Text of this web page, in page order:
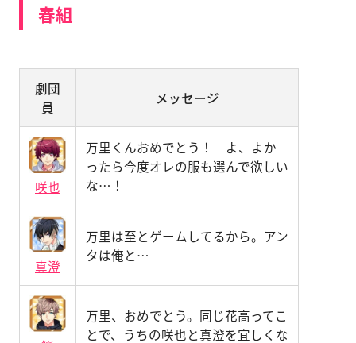
春組
劇団
員
メッセージ
咲也
万里くんおめでとう！ よ、よか
ったら今度オレの服も選んで欲しい
な…！
真澄
万里は至とゲームしてるから。アン
タは俺と…
万里、おめでとう。同じ花高ってこ
とで、うちの咲也と真澄を宜しくな